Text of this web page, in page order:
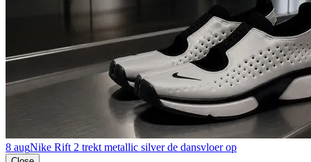
8 augNike Rift 2 trekt metallic silver de dansvloer op